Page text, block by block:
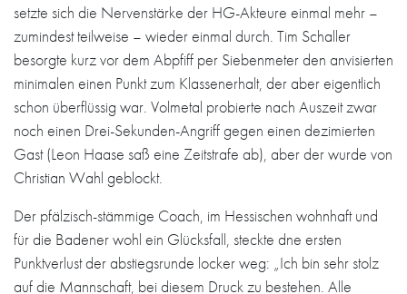
setzte sich die Nervenstärke der HG-Akteure einmal mehr –
zumindest teilweise – wieder einmal durch. Tim Schaller
besorgte kurz vor dem Abpfiff per Siebenmeter den anvisierten
minimalen einen Punkt zum Klassenerhalt, der aber eigentlich
schon überflüssig war. Volmetal probierte nach Auszeit zwar
noch einen Drei-Sekunden-Angriff gegen einen dezimierten
Gast (Leon Haase saß eine Zeitstrafe ab), aber der wurde von
Christian Wahl geblockt.
Der pfälzisch-stämmige Coach, im Hessischen wohnhaft und
für die Badener wohl ein Glücksfall, steckte dne ersten
Punktverlust der abstiegsrunde locker weg: „Ich bin sehr stolz
auf die Mannschaft, bei diesem Druck zu bestehen. Alle